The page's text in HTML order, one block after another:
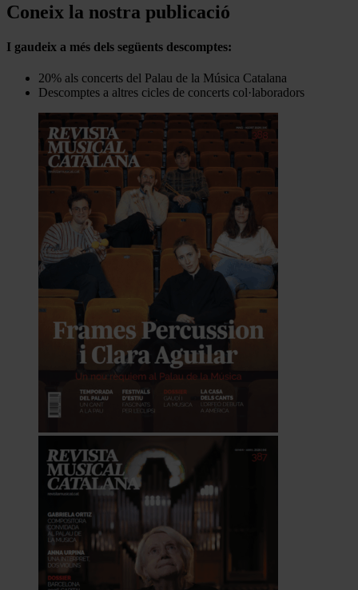
Coneix la nostra publicació
I gaudeix a més dels següents descomptes:
20% als concerts del Palau de la Música Catalana
Descomptes a altres cicles de concerts col·laboradors